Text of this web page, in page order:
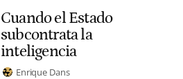
Cuando el Estado
subcontrata la
inteligencia
Enrique Dans